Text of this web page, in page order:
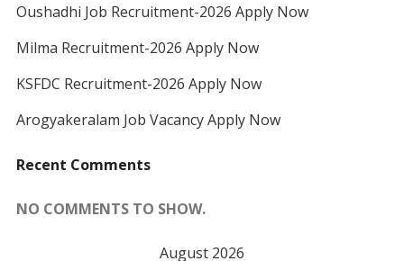
Oushadhi Job Recruitment-2026 Apply Now
Milma Recruitment-2026 Apply Now
KSFDC Recruitment-2026 Apply Now
Arogyakeralam Job Vacancy Apply Now
Recent Comments
NO COMMENTS TO SHOW.
August 2026